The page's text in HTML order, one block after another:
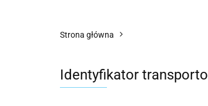
Strona główna
Identyfikator